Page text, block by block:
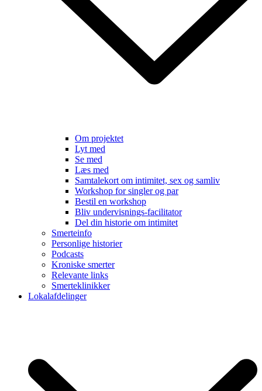
Om projektet
Lyt med
Se med
Læs med
Samtalekort om intimitet, sex og samliv
Workshop for singler og par
Bestil en workshop
Bliv undervisnings-facilitator
Del din historie om intimitet
Smerteinfo
Personlige historier
Podcasts
Kroniske smerter
Relevante links
Smerteklinikker
Lokalafdelinger